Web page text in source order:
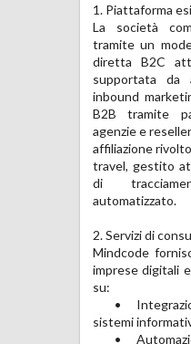
1. Piattaforma
La società
tramite un
diretta B2C
supportata da
inbound
B2B tramite
agenzie e
affiliazione
travel, gestito
di
automatizzato.
2. Servizi di
Mindcode
imprese digitali
su:
•
sistemi
•	Automazione
3. ERP proprietario in
L’azienda ha
software
provider
tecnologia
possibilità di
Questo modello
generare
mantenendo il controllo interno su sviluppo,
prodotti
Mindcode è
Operatori di Comunicazione (ROC), in qualità di
Internet
il suo posizionamento